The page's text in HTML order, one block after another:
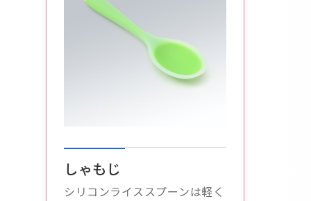
しゃもじ
シリコンライススプーンは軽く